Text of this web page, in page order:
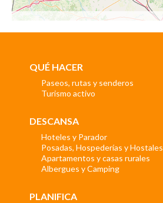
QUÉ HACER
Paseos, rutas y senderos
Turismo activo
DESCANSA
Hoteles y Parador
Posadas, Hospederías y Hostales
Apartamentos y casas rurales
Albergues y Camping
PLANIFICA